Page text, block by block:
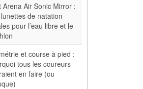
Arena Air Sonic Mirror :
de natation
pour l’eau libre et le
et course à pied :
tous les coureurs
en faire (ou